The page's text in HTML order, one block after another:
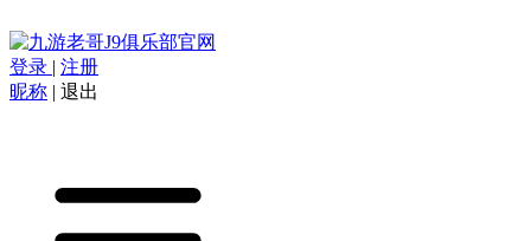
登录 | 注册
昵称 | 退出